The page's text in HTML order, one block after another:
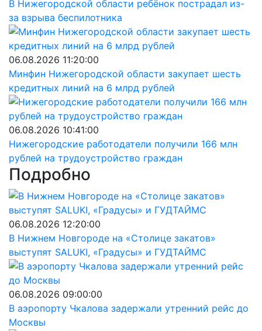
В Нижегородской области ребёнок пострадал из-
за взрыва беспилотника
06.08.2026 11:20:00
Минфин Нижегородской области закупает шесть
кредитных линий на 6 млрд рублей
06.08.2026 10:41:00
Нижегородские работодатели получили 166 млн
рублей на трудоустройство граждан
Подробно
06.08.2026 12:20:00
В Нижнем Новгороде на «Столице закатов»
выступят SALUKI, «Градусы» и ГУДТАЙМС
06.08.2026 09:00:00
В аэропорту Чкалова задержали утренний рейс до
Москвы